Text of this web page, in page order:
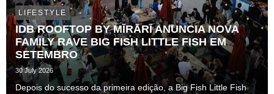
LIFESTYLE
IDB ROOFTOP BY MĪRĀRĪ ANUNCIA NOVA
FAMILY RAVE BIG FISH LITTLE FISH EM
SETEMBRO
30 July 2026
Depois do sucesso da primeira edição, a Big Fish Little Fish